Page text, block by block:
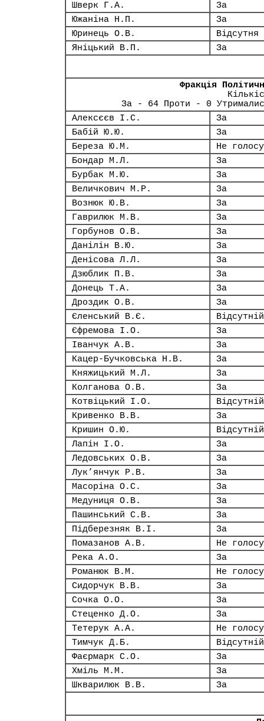
Шверк Г.А.
За
Южаніна Н.П.
За
Юринець О.В.
Відсутня
Яніцький В.П.
За
Фракція
За - 64 Проти - 0
Алексєєв І.С.
За
Бабій Ю.Ю.
За
Береза Ю.М.
Не
Бондар М.Л.
За
Бурбак М.Ю.
За
Величкович М.Р.
За
Вознюк Ю.В.
За
Гаврилюк М.В.
За
Горбунов О.В.
За
Данілін В.Ю.
За
Денісова Л.Л.
За
Дзюблик П.В.
За
Донець Т.А.
За
Дроздик О.В.
За
Єленський В.Є.
Відсутній
Єфремова І.О.
За
Іванчук А.В.
За
Кацер-Бучковська Н.В.
За
Княжицький М.Л.
За
Колганова О.В.
За
Котвіцький І.О.
Відсутній
Кривенко В.В.
За
Кришин О.Ю.
Відсутній
Лапін І.О.
За
Ледовських О.В.
За
Лук’янчук Р.В.
За
Масоріна О.С.
За
Медуниця О.В.
За
Пашинський С.В.
За
Підберезняк В.І.
За
Помазанов А.В.
Не
Река А.О.
За
Романюк В.М.
Не
Сидорчук В.В.
За
Сочка О.О.
За
Стеценко Д.О.
За
Тетерук А.А.
Не
Тимчук Д.Б.
Відсутній
Фаєрмарк С.О.
За
Хміль М.М.
За
Шкварилюк В.В.
За